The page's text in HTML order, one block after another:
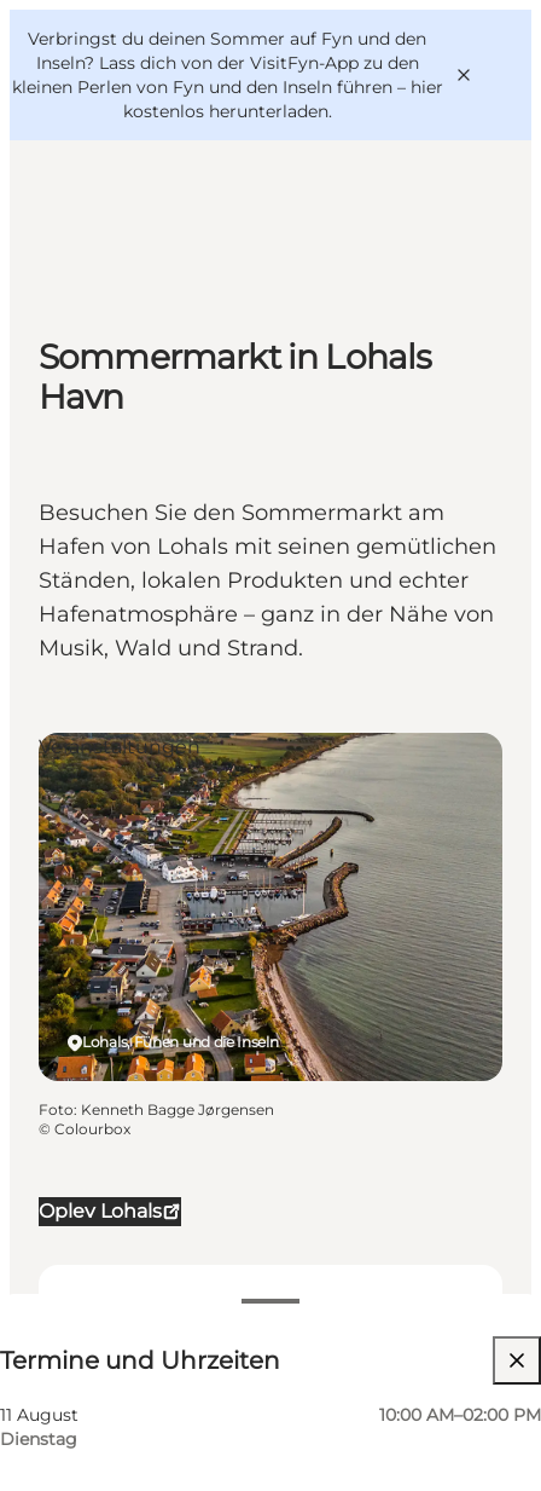
Verbringst du deinen Sommer auf Fyn und den
Inseln? Lass dich von der VisitFyn-App zu den
kleinen Perlen von Fyn und den Inseln führen – hier
kostenlos herunterladen.
Übernachtung
VisitFyn
Deutsch
Sommermarkt in Lohals
Havn
Besuchen Sie den Sommermarkt am
Hafen von Lohals mit seinen gemütlichen
Ständen, lokalen Produkten und echter
Hafenatmosphäre – ganz in der Nähe von
Musik, Wald und Strand.
Oplev Lohals
Termine und Uhrzeiten
Termine und Uhrzeiten
11 August
Dienstag
10:00 AM–02:00 PM
Website besuchen
Lohals, Fünen und die Inseln
Veranstaltungen
Foto: Kenneth Bagge Jørgensen
© Colourbox